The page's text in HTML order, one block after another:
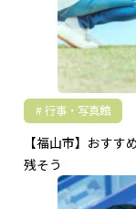
行事・写真館
【福山市】おす
残そう